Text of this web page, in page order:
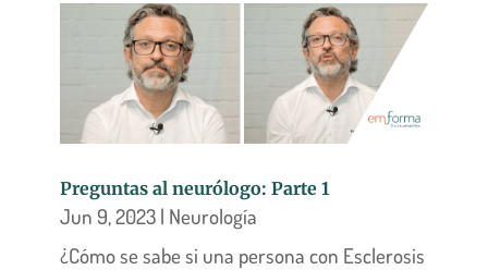
Preguntas al neurólogo: Parte 1
Jun 9, 2023| Neurología
¿Cómo se sabe si una persona con Esclerosis